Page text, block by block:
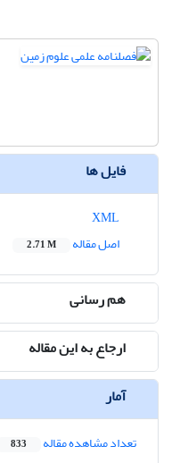
فایل ها
اصل مقاله
2.71 M
هم رسانی
ارجاع به این مقاله
آمار
تعداد مشاهده مقاله 833